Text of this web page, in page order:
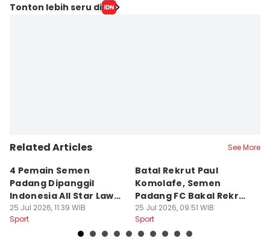
Tonton lebih seru di
Related Articles See More
4 Pemain Semen
Padang Dipanggil
Indonesia All Star Lawan
Aston Villa
25 Jul 2026, 11:39 WIB
Sport
Batal Rekrut Paul
Komolafe, Semen
Padang FC Bakal Rekrut
Striker Baru
25 Jul 2026, 09:51 WIB
Sport